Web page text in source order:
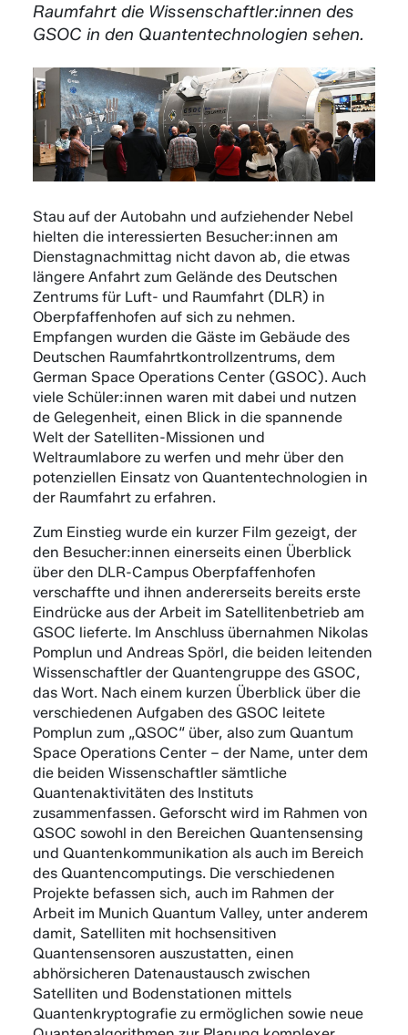
Raumfahrt die Wissenschaftler:innen des
GSOC in den Quantentechnologien sehen.
Stau auf der Autobahn und aufziehender Nebel
hielten die interessierten Besucher:innen am
Dienstagnachmittag nicht davon ab, die etwas
längere Anfahrt zum Gelände des Deutschen
Zentrums für Luft- und Raumfahrt (DLR) in
Oberpfaffenhofen auf sich zu nehmen.
Empfangen wurden die Gäste im Gebäude des
Deutschen Raumfahrtkontrollzentrums, dem
German Space Operations Center (GSOC). Auch
viele Schüler:innen waren mit dabei und nutzen
de Gelegenheit, einen Blick in die spannende
Welt der Satelliten-Missionen und
Weltraumlabore zu werfen und mehr über den
potenziellen Einsatz von Quantentechnologien in
der Raumfahrt zu erfahren.
Zum Einstieg wurde ein kurzer Film gezeigt, der
den Besucher:innen einerseits einen Überblick
über den DLR-Campus Oberpfaffenhofen
verschaffte und ihnen andererseits bereits erste
Eindrücke aus der Arbeit im Satellitenbetrieb am
GSOC lieferte. Im Anschluss übernahmen Nikolas
Pomplun und Andreas Spörl, die beiden leitenden
Wissenschaftler der Quantengruppe des GSOC,
das Wort. Nach einem kurzen Überblick über die
verschiedenen Aufgaben des GSOC leitete
Pomplun zum „QSOC“ über, also zum Quantum
Space Operations Center – der Name, unter dem
die beiden Wissenschaftler sämtliche
Quantenaktivitäten des Instituts
zusammenfassen. Geforscht wird im Rahmen von
QSOC sowohl in den Bereichen Quantensensing
und Quantenkommunikation als auch im Bereich
des Quantencomputings. Die verschiedenen
Projekte befassen sich, auch im Rahmen der
Arbeit im Munich Quantum Valley, unter anderem
damit, Satelliten mit hochsensitiven
Quantensensoren auszustatten, einen
abhörsicheren Datenaustausch zwischen
Satelliten und Bodenstationen mittels
Quantenkryptografie zu ermöglichen sowie neue